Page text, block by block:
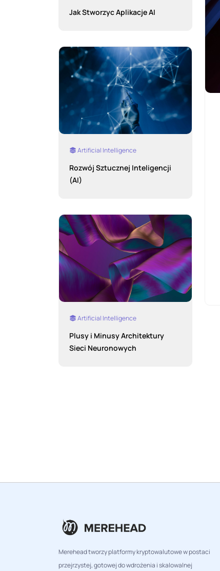
Jak Stworzyc Aplikacje AI
Artificial Intelligence
Rozwój Sztucznej Inteligencji
(AI)
Artificial Intelligence
Plusy i Minusy Architektury
Sieci Neuronowych
Merehead tworzy platformy kryptowalutowe w postaci
przejrzystej, gotowej do wdrożenia i skalowalnej